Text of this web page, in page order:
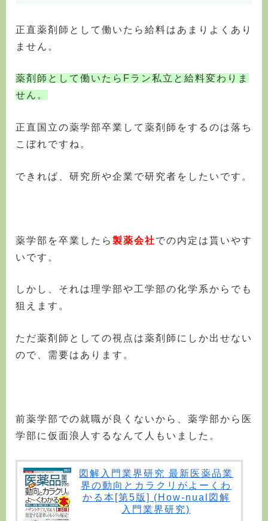
正直薬剤師として働いたら給料はあまりよくあり
ません。
薬剤師として働いたらFラン私立と給料変わりま
せん。
正直国立の薬学部卒業して薬剤師をするのは落ち
こぼれですね。
できれば、研究所や企業で研究者をしたいです。
薬学部を卒業したら 製薬会社での内定は貰いやす
いです。
しかし、それは理学部や工学部の化学系からでも
狙えます。
ただ薬剤師としての視点は薬剤師にしか出せない
ので、需要はあります。
前薬学部での就職が良くないから、薬学部から医
学部に仮面浪人するなんて人もいました。
図解入門業界研究 最新医薬品業
界の動向とカラクリがよーくわ
かる本[第5版] (How-nual図解
入門業界研究)